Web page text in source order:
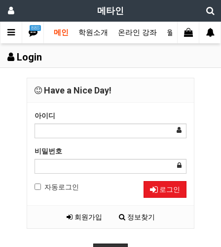
메타인
BBS
메인 학원소개 온라인 강좌 월수강권 결제
Login
Have a Nice Day!
아이디
비밀번호
자동로그인 로그인
회원가입 정보찾기